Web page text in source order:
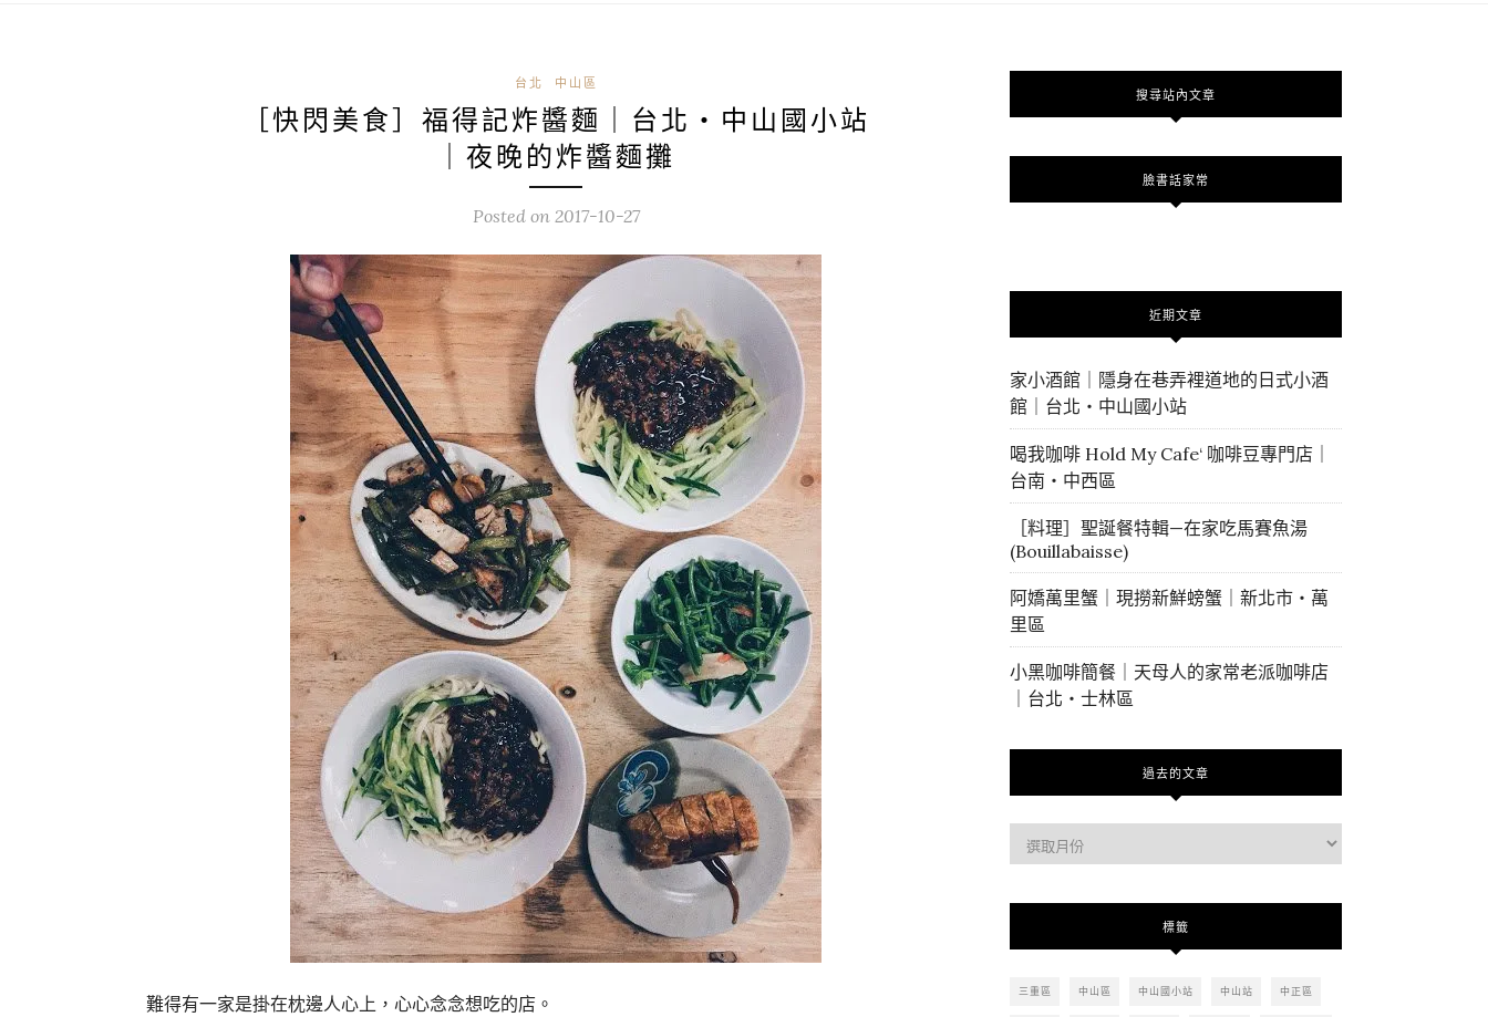
台北 中山區
［快閃美食］福得記炸醬麵｜台北・中山國小站
｜夜晚的炸醬麵攤
Posted on 2017-10-27
難得有一家是掛在枕邊人心上，心心念念想吃的店。
搜尋站內文章
臉書話家常
近期文章
家小酒館｜隱身在巷弄裡道地的日式小酒
館｜台北・中山國小站
喝我咖啡 Hold My Cafe‘ 咖啡豆專門店｜
台南・中西區
［料理］聖誕餐特輯—在家吃馬賽魚湯
(Bouillabaisse)
阿嬌萬里蟹｜現撈新鮮螃蟹｜新北市・萬
里區
小黑咖啡簡餐｜天母人的家常老派咖啡店
｜台北・士林區
過去的文章
去
標籤
三重區 中山區 中山國小站 中山站 中正區